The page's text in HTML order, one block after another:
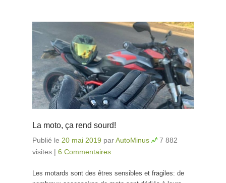
La moto, ça rend sourd!
Publié le 20 mai 2019 parAutoMinus
7 882
visites | 6 Commentaires
Les motards sont des êtres sensibles et fragiles: de